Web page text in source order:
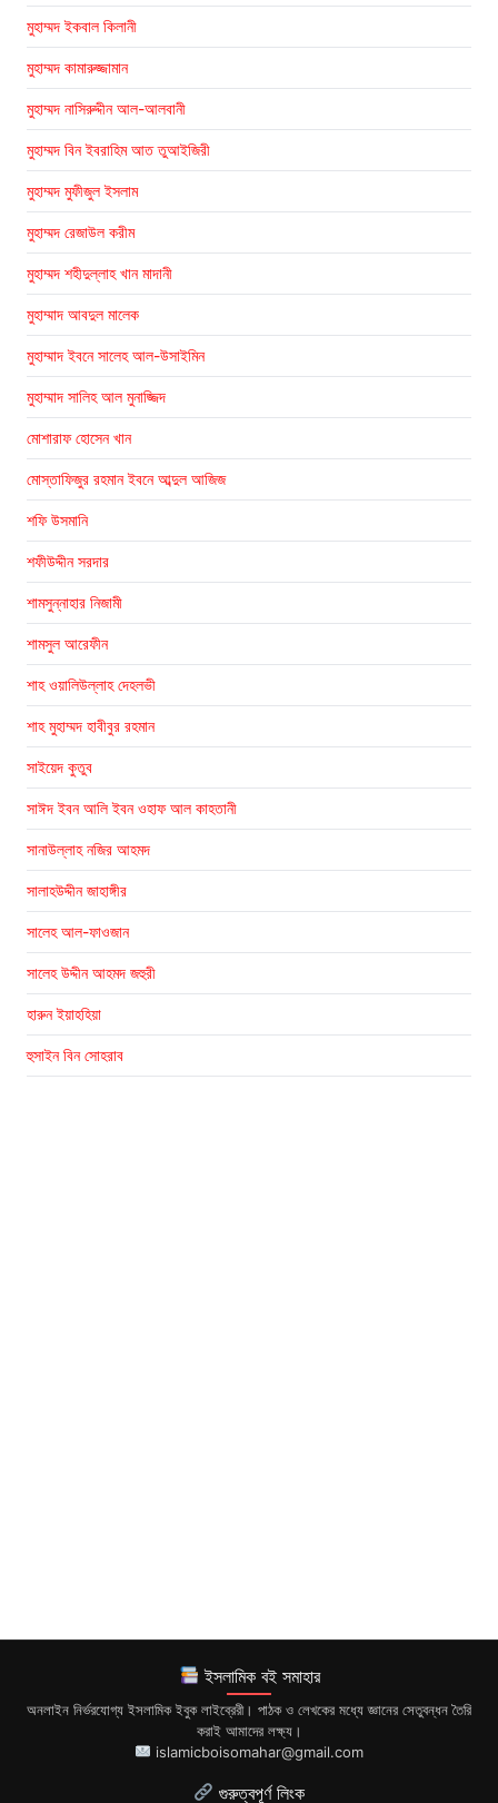
মুহাম্মদ ইকবাল কিলানী
মুহাম্মদ কামারুজ্জামান
মুহাম্মদ নাসিরুদ্দীন আল-আলবানী
মুহাম্মদ বিন ইবরাহিম আত তুআইজিরী
মুহাম্মদ মুফীজুল ইসলাম
মুহাম্মদ রেজাউল করীম
মুহাম্মদ শহীদুল্লাহ খান মাদানী
মুহাম্মাদ আবদুল মালেক
মুহাম্মাদ ইবনে সালেহ আল-উসাইমিন
মুহাম্মাদ সালিহ আল মুনাজ্জিদ
মোশারাফ হোসেন খান
মোস্তাফিজুর রহমান ইবনে আব্দুল আজিজ
শফি উসমানি
শফীউদ্দীন সরদার
শামসুন্নাহার নিজামী
শামসুল আরেফীন
শাহ ওয়ালিউল্লাহ দেহলভী
শাহ মুহাম্মদ হাবীবুর রহমান
সাইয়েদ কুতুব
সাঈদ ইবন আলি ইবন ওহাফ আল কাহতানী
সানাউল্লাহ নজির আহমদ
সালাহউদ্দীন জাহাঙ্গীর
সালেহ আল-ফাওজান
সালেহ উদ্দীন আহমদ জহুরী
হারুন ইয়াহহিয়া
হুসাইন বিন সোহরাব
ইসলামিক বই সমাহার
অনলাইন নির্ভরযোগ্য ইসলামিক ইবুক লাইব্রেরী। পাঠক ও লেখকের মধ্যে জ্ঞানের সেতুবন্ধন তৈরি
করাই আমাদের লক্ষ্য।
islamicboisomahar@gmail.com
গুরুত্বপূর্ণ লিংক